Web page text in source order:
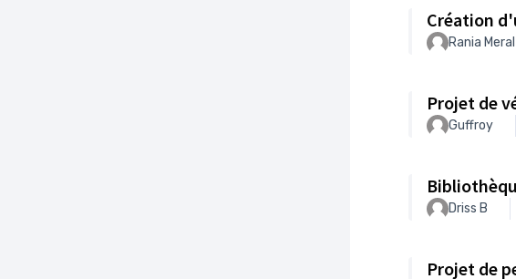
Création
Rania Meral
Projet de
Guffroy
Driss B
Projet de